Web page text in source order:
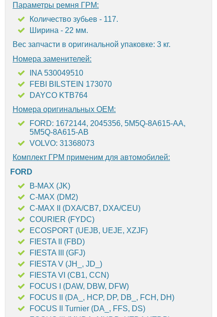
Параметры ремня ГРМ:
Количество зубьев - 117.
Ширина - 22 мм.
Вес запчасти в оригинальной упаковке: 3 кг.
Номера заменителей:
INA 530049510
FEBI BILSTEIN 173070
DAYCO KTB764
Номера оригинальных OEM:
FORD: 1672144, 2045356, 5M5Q-8A615-AA,
5M5Q-8A615-AB
VOLVO: 31368073
Комплект ГРМ применим для автомобилей:
FORD
B-MAX (JK)
C-MAX (DM2)
C-MAX II (DXA/CB7, DXA/CEU)
COURIER (FYDC)
ECOSPORT (UEJB, UEJE, XZJF)
FIESTA II (FBD)
FIESTA III (GFJ)
FIESTA V (JH_, JD_)
FIESTA VI (CB1, CCN)
FOCUS I (DAW, DBW, DFW)
FOCUS II (DA_, HCP, DP, DB_, FCH, DH)
FOCUS II Turnier (DA_, FFS, DS)